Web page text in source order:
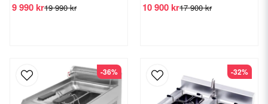
19 990 kr
9 990 kr 17 900 kr
10 900 kr
-36% -32%